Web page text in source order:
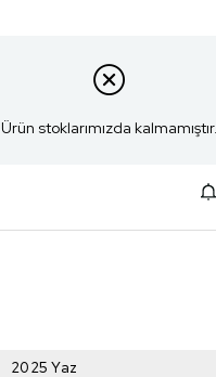
Ürün stoklarımızda kalmamıştır.
2025 Yaz